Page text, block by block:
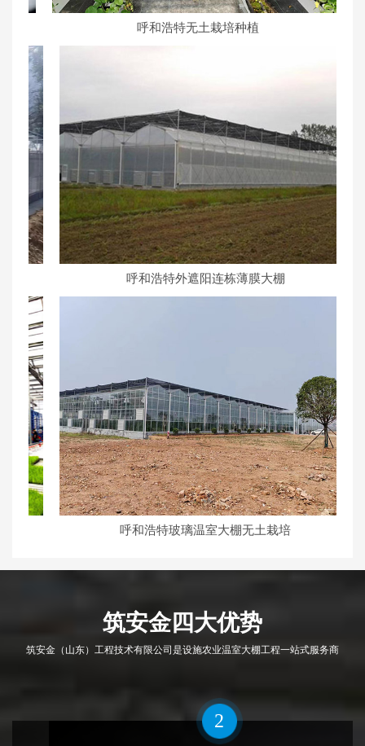
呼和浩特无土栽培种植
呼和浩特外遮阳连栋薄膜大棚
呼和浩特玻璃温室大棚无土栽培
筑安金四大优势
筑安金（山东）工程技术有限公司是设施农业温室大棚工程一站式服务商
2